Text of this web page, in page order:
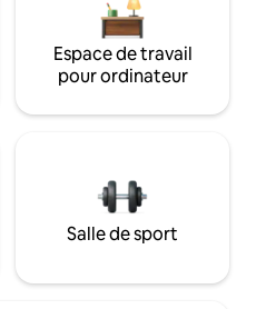
Espace de travail
pour ordinateur
Salle de sport